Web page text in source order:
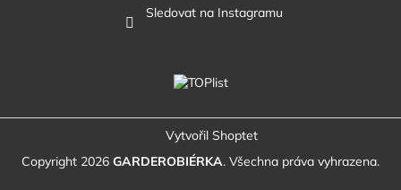
Sledovat na Instagramu
Vytvořil Shoptet
Copyright 2026 GARDEROBIÉRKA. Všechna práva vyhrazena.